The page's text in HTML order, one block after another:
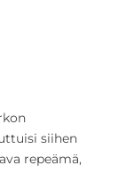
siihen
repeämä,